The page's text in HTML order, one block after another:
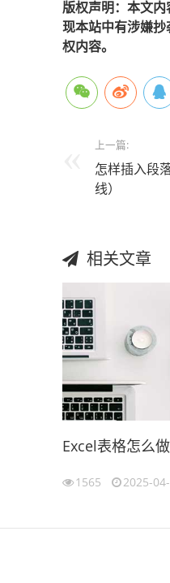
版权声明：本文
现本站中有涉嫌抄
权内容。
上一篇:
怎样插入段
线）
相关文章
Excel表格怎么
1565 2025-